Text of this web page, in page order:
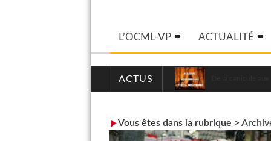
L’OCML-VP ACTUALITÉ
ACTUS
Vous êtes dans la rubrique >